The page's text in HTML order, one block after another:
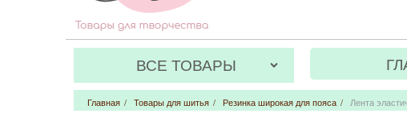
ВСЕ ТОВАРЫ
Главная / Товары для шитья / Резинка широкая для пояса / Лента